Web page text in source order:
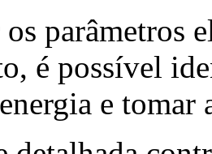
parâmetros
é possível
e tomar